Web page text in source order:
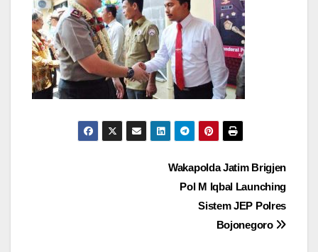
Wakapolda Jatim Brigjen
Pol M Iqbal Launching
Sistem JEP Polres
Bojonegoro